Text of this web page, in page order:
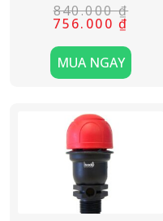
840.000₫
Giá
là:
840.000 ₫.
756.000₫
Giá
hiện
tại
là:
756.000 ₫.
MUA NGAY